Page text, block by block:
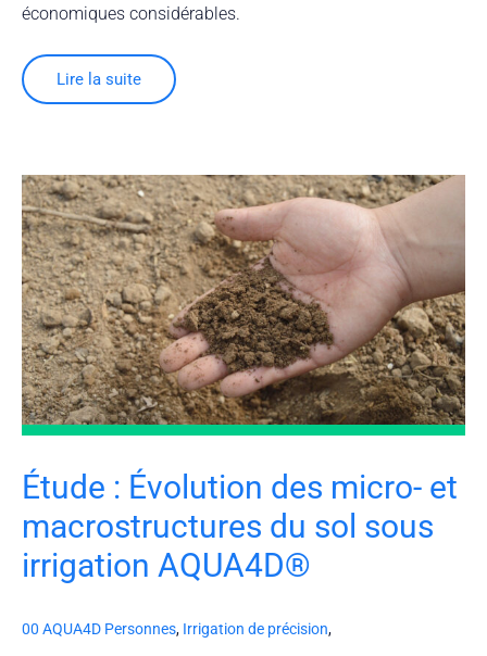
économiques considérables.
Lire la suite
Étude : Évolution des micro- et
macrostructures du sol sous
irrigation AQUA4D®
00 AQUA4D Personnes, Irrigation de précision,